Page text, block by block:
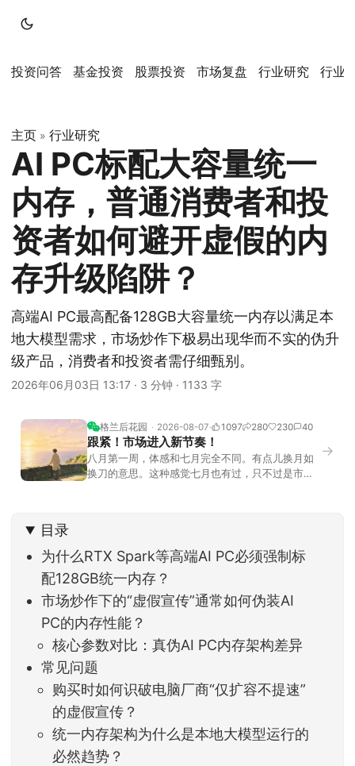
投资问答 基金投资 股票投资 市场复盘 行业研究 行业
主页 » 行业研究
AI PC标配大容量统一
内存，普通消费者和投
资者如何避开虚假的内
存升级陷阱？
高端AI PC最高配备128GB大容量统一内存以满足本
地大模型需求，市场炒作下极易出现华而不实的伪升
级产品，消费者和投资者需仔细甄别。
2026年06月03日 13:17 · 3 分钟 · 1133 字
格兰后花园 2026-08-07 1097 280 230 40
跟紧！市场进入新节奏！
八月第一周，体感和七月完全不同。有点儿换月如
换刀的意思。这种感觉七月也有过，只不过是市场
家感受到了春天般的暖风。指数涨了百点，交易额
回暖到2
→
目录
为什么RTX Spark等高端AI PC必须强制标
配128GB统一内存？
市场炒作下的“虚假宣传”通常如何伪装AI
PC的内存性能？
核心参数对比：真伪AI PC内存架构差异
常见问题
购买时如何识破电脑厂商“仅扩容不提速”
的虚假宣传？
统一内存架构为什么是本地大模型运行的
必然趋势？